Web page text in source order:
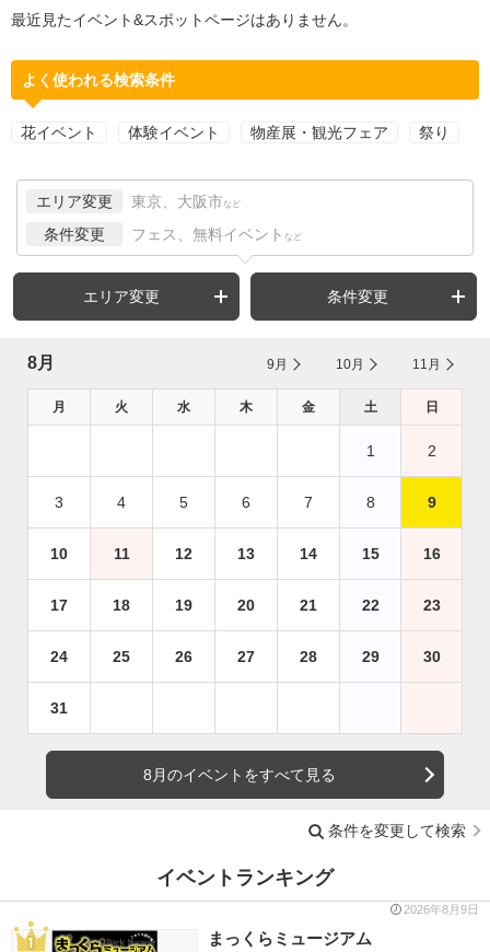
最近見たイベント&スポットページはありません。
よく使われる検索条件
花イベント 体験イベント 物産展・観光フェア 祭り
エリア変更 東京、大阪市 など
条件変更 フェス、無料イベント など
エリア変更 条件変更
8月 9月 10月 11月
月 火 水 木 金 土 日
1 2
3 4 5 6 7 8 9
10 11 12 13 14 15 16
17 18 19 20 21 22 23
24 25 26 27 28 29 30
31
8月のイベントをすべて見る
条件を変更して検索
イベントランキング
2026年8月9日
まっくらミュージアム